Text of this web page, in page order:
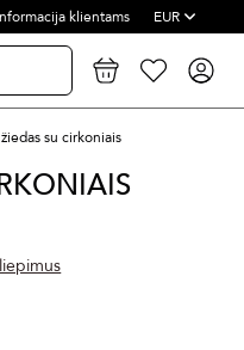
klientams EUR
su cirkoniais